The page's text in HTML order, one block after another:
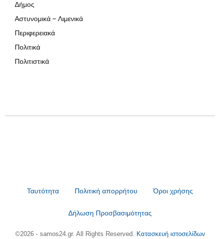
Δήμος
Αστυνομικά – Λιμενικά
Περιφερειακά
Πολιτικά
Πολιτιστικά
Ταυτότητα Πολιτική απορρήτου Όροι χρήσης
Δήλωση Προσβασιμότητας
©2026 - samos24.gr. All Rights Reserved. Κατασκευή ιστοσελίδων